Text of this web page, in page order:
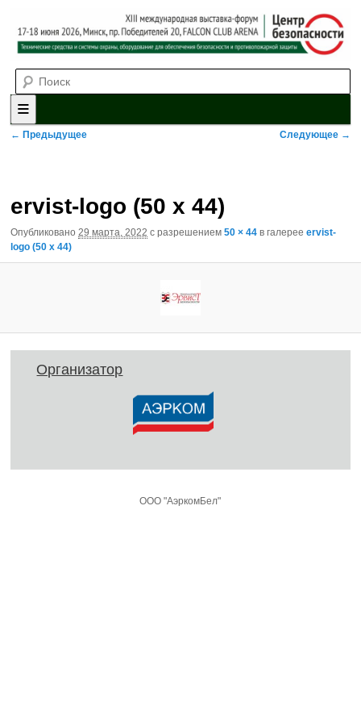
XII международная выставка-
форум «Центр безопасности»
систем охраны, оборудования для обеспечения безопасности и
противопожарной защиты. 4-5 июня 2025, Минск, пр. Победителей,
20
Главное меню
Перейти к основному содержимому
Перейти к дополнительному содержимому
Навигация по изображениям
← Предыдущее Следующее →
ervist-logo (50 x 44)
Опубликовано 29 марта, 2022 с разрешением 50 × 44 в галерее ervist-
logo (50 x 44)
Организатор
ООО "АэркомБел"